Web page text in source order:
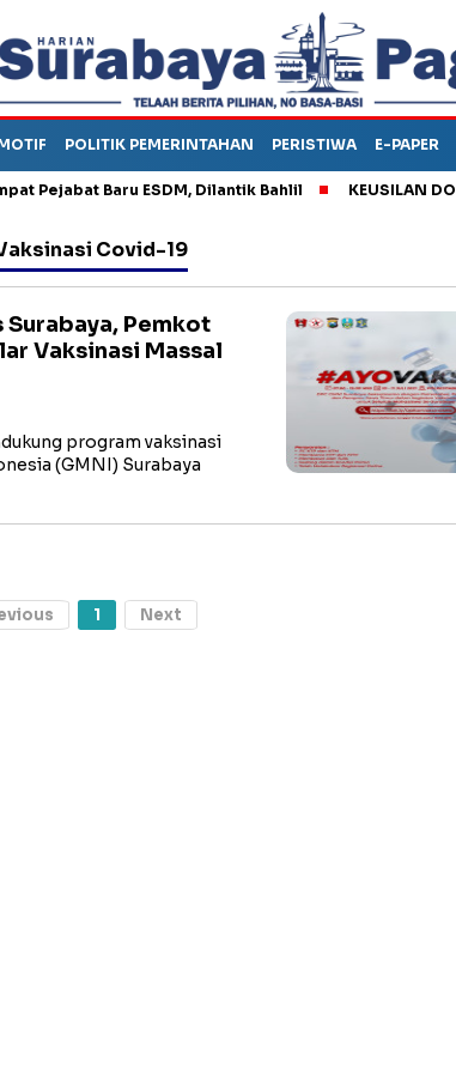
POLITIK PEMERINTAHAN PERISTIWA E-PAPER
Baru ESDM, Dilantik Bahlil KEUSILAN
Covid-19
Pemkot
Vaksinasi Massal
program vaksinasi
(GMNI) Surabaya
1 Next